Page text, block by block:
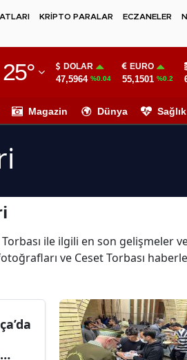
KRİPTO PARALAR ECZANELER
25° DOLAR
47,5964 %0.04
EURO
55,1501 %0.2
Magazin Dünya Sağlık
ile ilgili en son gelişmeler
ve Ceset Torbası